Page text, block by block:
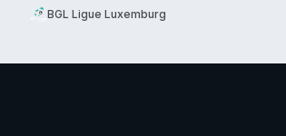
BGL Ligue Luxemburg